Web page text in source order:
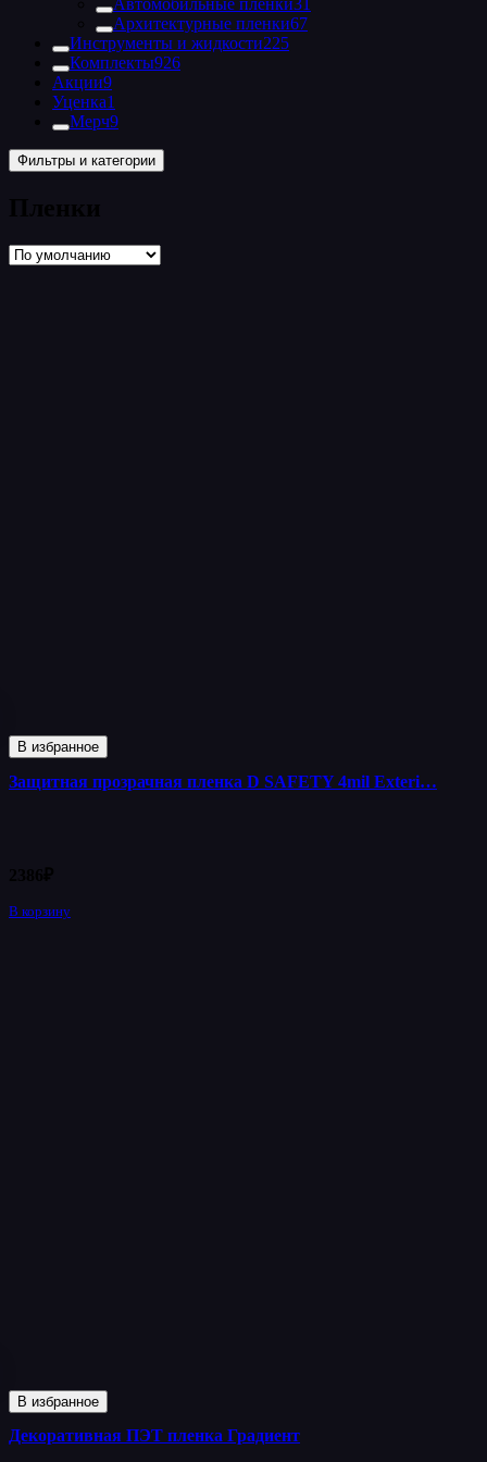
Автомобильные пленки31
Архитектурные пленки67
Инструменты и жидкости225
Комплекты926
Акции9
Уценка1
Мерч9
Фильтры и категории
В избранное
Защитная прозрачная пленка D SAFETY 4mil Exteri…
В корзину
В избранное
Декоративная ПЭТ пленка Градиент